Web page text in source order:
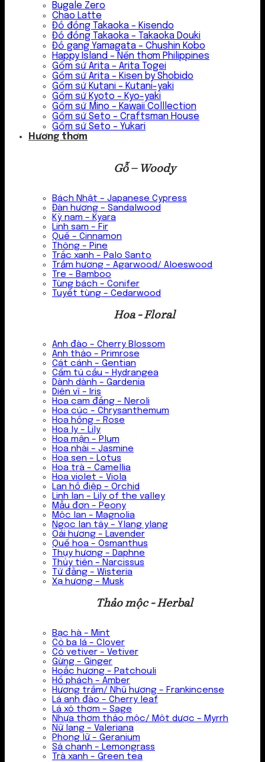
Bugale Zero
Chao Latte
Đồ đồng Takaoka – Kisendo
Đồ đồng Takaoka – Takaoka Douki
Đồ gang Yamagata – Chushin Kobo
Happy Island – Nến thơm Philippines
Gốm sứ Arita – Arita Togei
Gốm sứ Arita – Kisen by Shobido
Gốm sứ Kutani – Kutani-yaki
Gốm sứ Kyoto – Kyo-yaki
Gốm sứ Mino – Kawaii Colllection
Gốm sứ Seto – Craftsman House
Gốm sứ Seto – Yukari
Hương thơm
Gỗ – Woody
Bách Nhật – Japanese Cypress
Đàn hương – Sandalwood
Kỳ nam – Kyara
Linh sam – Fir
Quế – Cinnamon
Thông – Pine
Trắc xanh – Palo Santo
Trầm hương – Agarwood/ Aloeswood
Tre – Bamboo
Tùng bách – Conifer
Tuyết tùng – Cedarwood
Hoa - Floral
Anh đào – Cherry Blossom
Anh thảo – Primrose
Cát cánh – Gentian
Cẩm tú cầu – Hydrangea
Dành dành – Gardenia
Diên vĩ – Iris
Hoa cam đắng – Neroli
Hoa cúc – Chrysanthemum
Hoa hồng – Rose
Hoa ly – Lily
Hoa mận – Plum
Hoa nhài – Jasmine
Hoa sen – Lotus
Hoa trà – Camellia
Hoa violet – Viola
Lan hồ điệp – Orchid
Linh lan – Lily of the valley
Mẫu đơn – Peony
Mộc lan – Magnolia
Ngọc lan tây – Ylang ylang
Oải hương – Lavender
Quế hoa – Osmanthus
Thụy hương – Daphne
Thủy tiên – Narcissus
Tử đằng – Wisteria
Xạ hương – Musk
Thảo mộc - Herbal
Bạc hà – Mint
Cỏ ba lá – Clover
Cỏ vetiver – Vetiver
Gừng – Ginger
Hoắc hương – Patchouli
Hổ phách – Amber
Hương trầm/ Nhũ hương – Frankincense
Lá anh đào – Cherry leaf
Lá xô thơm – Sage
Nhựa thơm thảo mộc/ Một dược – Myrrh
Nữ lang – Valeriana
Phong lữ – Geranium
Sả chanh – Lemongrass
Trà xanh – Green tea